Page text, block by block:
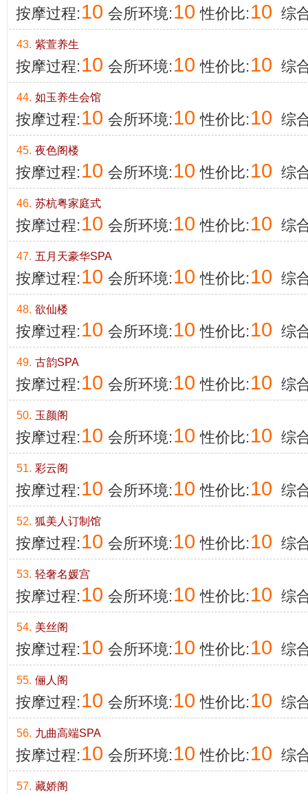
按摩过程: 10 会所环境: 10 性价比: 10 综
43. 紫萱养生​
按摩过程: 10 会所环境: 10 性价比: 10 综
44. 如玉养生会馆
按摩过程: 10 会所环境: 10 性价比: 10 综
45. 夜色阁楼
按摩过程: 10 会所环境: 10 性价比: 10 综
46. 苏杭粤家庭式
按摩过程: 10 会所环境: 10 性价比: 10 综
47. 五月天豪华SPA
按摩过程: 10 会所环境: 10 性价比: 10 综
48. 欲仙楼
按摩过程: 10 会所环境: 10 性价比: 10 综
49. 古韵SPA
按摩过程: 10 会所环境: 10 性价比: 10 综
50. 玉颜阁
按摩过程: 10 会所环境: 10 性价比: 10 综
51. 彩云阁
按摩过程: 10 会所环境: 10 性价比: 10 综
52. 狐美人订制馆
按摩过程: 10 会所环境: 10 性价比: 10 综
53. 轻奢名媛宫
按摩过程: 10 会所环境: 10 性价比: 10 综
54. 美丝阁
按摩过程: 10 会所环境: 10 性价比: 10 综
55. 俪人阁
按摩过程: 10 会所环境: 10 性价比: 10 综
56. 九曲高端SPA
按摩过程: 10 会所环境: 10 性价比: 10 综
57. 藏娇阁